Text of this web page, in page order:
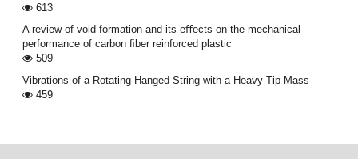
613
A review of void formation and its eﬀects on the mechanical
performance of carbon ﬁber reinforced plastic
509
Vibrations of a Rotating Hanged String with a Heavy Tip Mass
459